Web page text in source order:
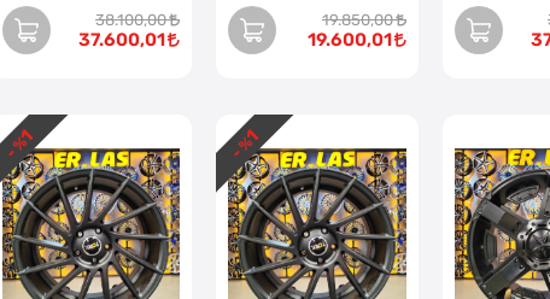
38.100,00
37.600,01
19.850,00
19.600,01
- %
1 - %
1